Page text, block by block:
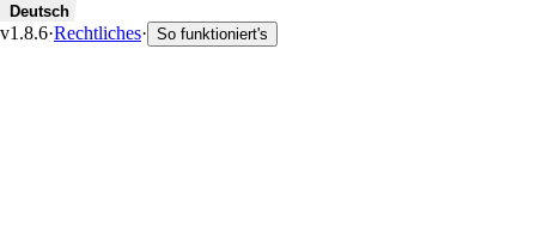
Deutsch
v1.8.6·Rechtliches· So funktioniert's